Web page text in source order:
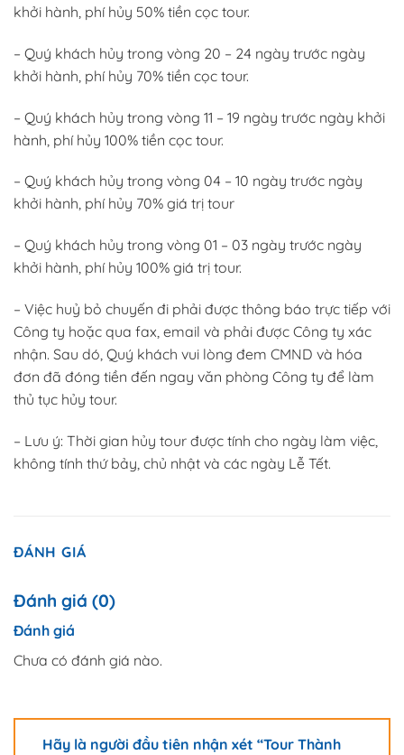
khởi hành, phí hủy 50% tiền cọc tour.
– Quý khách hủy trong vòng 20 – 24 ngày trước ngày
khởi hành, phí hủy 70% tiền cọc tour.
– Quý khách hủy trong vòng 11 – 19 ngày trước ngày khởi
hành, phí hủy 100% tiền cọc tour.
– Quý khách hủy trong vòng 04 – 10 ngày trước ngày
khởi hành, phí hủy 70% giá trị tour
– Quý khách hủy trong vòng 01 – 03 ngày trước ngày
khởi hành, phí hủy 100% giá trị tour.
– Việc huỷ bỏ chuyến đi phải được thông báo trực tiếp với
Công ty hoặc qua fax, email và phải được Công ty xác
nhận. Sau dó, Quý khách vui lòng đem CMND và hóa
đơn đã đóng tiền đến ngay văn phòng Công ty để làm
thủ tục hủy tour.
– Lưu ý: Thời gian hủy tour được tính cho ngày làm việc,
không tính thứ bảy, chủ nhật và các ngày Lễ Tết.
ĐÁNH GIÁ
Đánh giá (0)
Đánh giá
Chưa có đánh giá nào.
Hãy là người đầu tiên nhận xét “Tour Thành